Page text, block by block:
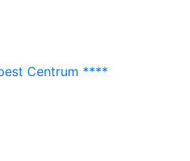
Centrum ****